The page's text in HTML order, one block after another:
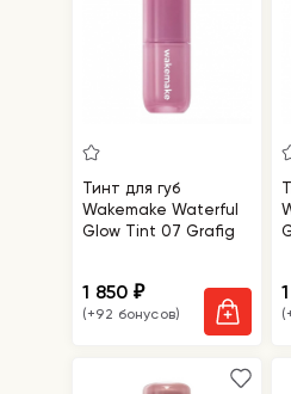
Тинт для губ
Wakemake Waterful
Glow Tint 07 Grafig
1 850₽
(+92 бонусов)